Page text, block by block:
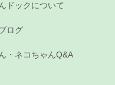
ドックについて
ログ
・ネコちゃんQ&A